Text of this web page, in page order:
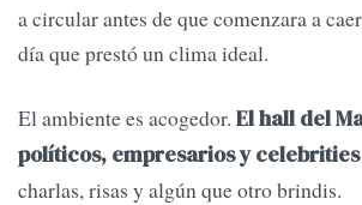
a circular antes de que comenzara a caer
día que prestó un clima ideal.
El ambiente es acogedor. El hall del
políticos, empresarios y celebrities
charlas, risas y algún que otro brindis.